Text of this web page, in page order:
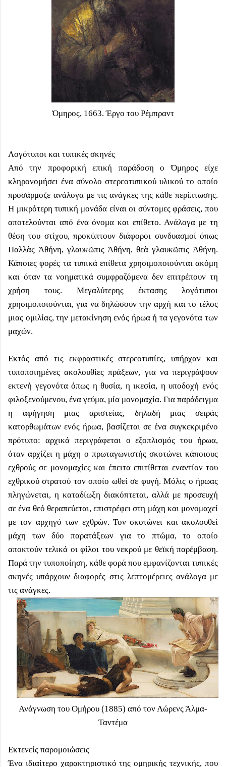
Όμηρος, 1663. Έργο του Ρέμπραντ
Λογότυποι και τυπικές σκηνές
Από την προφορική επική παράδοση ο Όμηρος είχε
κληρονομήσει ένα σύνολο στερεοτυπικού υλικού το οποίο
προσάρμοζε ανάλογα με τις ανάγκες της κάθε περίπτωσης.
Η μικρότερη τυπική μονάδα είναι οι σύντομες φράσεις, που
αποτελούνται από ένα όνομα και επίθετο. Ανάλογα με τη
θέση του στίχου, προκύπτουν διάφοροι συνδυασμοί όπως
Παλλὰς Ἀθήνη, γλαυκῶπις Ἀθήνη, θεὰ γλαυκῶπις Ἀθήνη.
Κάποιες φορές τα τυπικά επίθετα χρησιμοποιούνται ακόμη
και όταν τα νοηματικά συμφραζόμενα δεν επιτρέπουν τη
χρήση τους. Μεγαλύτερης έκτασης λογότυποι
χρησιμοποιούνται, για να δηλώσουν την αρχή και το τέλος
μιας ομιλίας, την μετακίνηση ενός ήρωα ή τα γεγονότα των
μαχών.
Εκτός από τις εκφραστικές στερεοτυπίες, υπήρχαν και
τυποποιημένες ακολουθίες πράξεων, για να περιγράψουν
εκτενή γεγονότα όπως η θυσία, η ικεσία, η υποδοχή ενός
φιλοξενούμενου, ένα γεύμα, μία μονομαχία. Για παράδειγμα
η αφήγηση μιας αριστείας, δηλαδή μιας σειράς
κατορθωμάτων ενός ήρωα, βασίζεται σε ένα συγκεκριμένο
πρότυπο: αρχικά περιγράφεται ο εξοπλισμός του ήρωα,
όταν αρχίζει η μάχη ο πρωταγωνιστής σκοτώνει κάποιους
εχθρούς σε μονομαχίες και έπειτα επιτίθεται εναντίον του
εχθρικού στρατού τον οποίο ωθεί σε φυγή. Μόλις ο ήρωας
πληγώνεται, η καταδίωξη διακόπτεται, αλλά με προσευχή
σε ένα θεό θεραπεύεται, επιστρέφει στη μάχη και μονομαχεί
με τον αρχηγό των εχθρών. Τον σκοτώνει και ακολουθεί
μάχη των δύο παρατάξεων για το πτώμα, το οποίο
αποκτούν τελικά οι φίλοι του νεκρού με θεϊκή παρέμβαση.
Παρά την τυποποίηση, κάθε φορά που εμφανίζονται τυπικές
σκηνές υπάρχουν διαφορές στις λεπτομέρειες ανάλογα με
τις ανάγκες.
Ανάγνωση του Ομήρου (1885) από τον Λώρενς Άλμα-
Ταντέμα
Εκτενείς παρομοιώσεις
Ένα ιδιαίτερο χαρακτηριστικό της ομηρικής τεχνικής, που